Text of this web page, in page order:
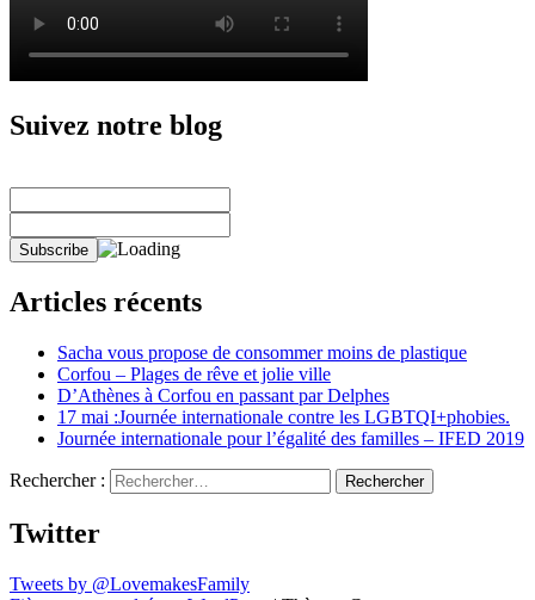
Suivez notre blog
Articles récents
Sacha vous propose de consommer moins de plastique
Corfou – Plages de rêve et jolie ville
D’Athènes à Corfou en passant par Delphes
17 mai :Journée internationale contre les LGBTQI+phobies.
Journée internationale pour l’égalité des familles – IFED 2019
Rechercher :
Twitter
Tweets by @LovemakesFamily